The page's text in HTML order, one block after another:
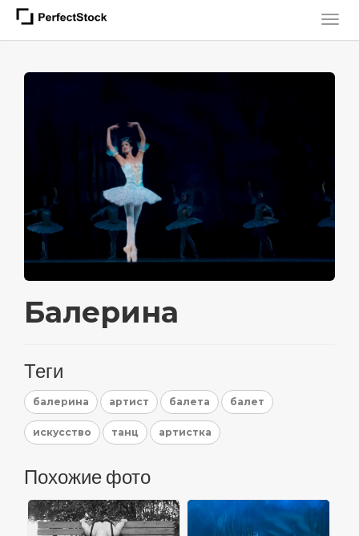
Балерина
Теги
балерина артист балета балет
искусство танц артистка
Похожие фото